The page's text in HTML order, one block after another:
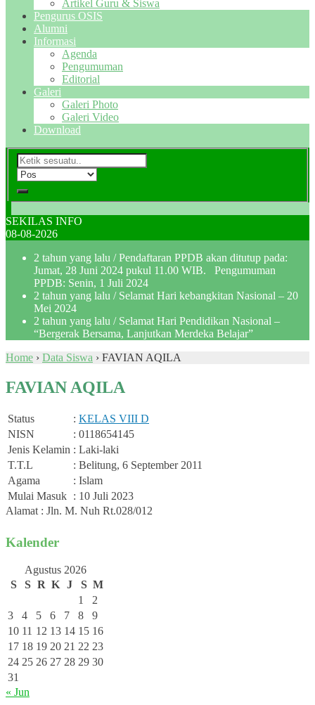
Artikel Guru & Siswa
Pengurus OSIS
Alumni
Informasi
Agenda
Pengumuman
Editorial
Galeri
Galeri Photo
Galeri Video
Download
SEKILAS INFO
08-08-2026
2 tahun yang lalu / Pendaftaran PPDB akan ditutup pada:
Jumat, 28 Juni 2024 pukul 11.00 WIB. Pengumuman
PPDB: Senin, 1 Juli 2024
2 tahun yang lalu / Selamat Hari kebangkitan Nasional – 20
Mei 2024
2 tahun yang lalu / Selamat Hari Pendidikan Nasional –
“Bergerak Bersama, Lanjutkan Merdeka Belajar”
Home › Data Siswa › FAVIAN AQILA
FAVIAN AQILA
Status : KELAS VIII D
NISN
: 0118654145
Jenis Kelamin : Laki-laki
T.T.L
: Belitung, 6 September 2011
Agama
: Islam
Mulai Masuk : 10 Juli 2023
Alamat : Jln. M. Nuh Rt.028/012
Kalender
Agustus 2026
S
S R K J S M
1
2
3
4 5 6 7 8
9
10 11 12 13 14 15 16
17 18 19 20 21 22 23
24 25 26 27 28 29 30
31
« Jun